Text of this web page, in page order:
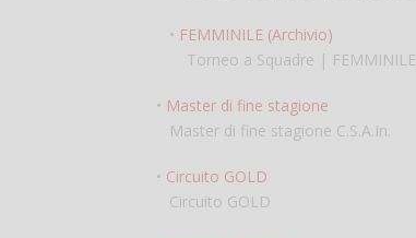
• FEMMINILE (Archivio)
Torneo a Squadre | FEMMINILE
• Master di fine stagione
Master di fine stagione C.S.A.In.
• Circuito GOLD
Circuito GOLD